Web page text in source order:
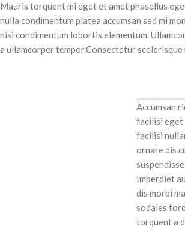
Mauris torquent mi eget et amet phasellus
nulla condimentum platea accumsan sed mi
nisi condimentum lobortis elementum.
a ullamcorper tempor.Consectetur
Accumsan
facilisi eget
facilisi
ornare dis
Imperdiet
dis morbi
sodales
torquent a